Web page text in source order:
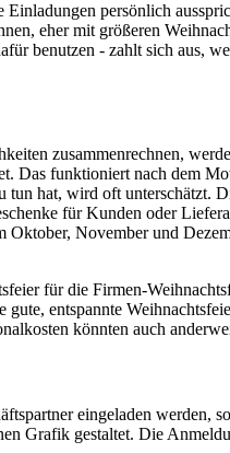
persönlich
eher mit größeren
benutzen - zahlt sich aus,
zusammenrechnen,
Das funktioniert nach dem
hat, wird oft unterschätzt.
für Kunden oder
November und
für die Firmen-
entspannte
könnten auch
eingeladen werden,
Grafik gestaltet. Die